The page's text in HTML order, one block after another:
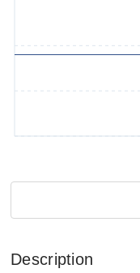
Description